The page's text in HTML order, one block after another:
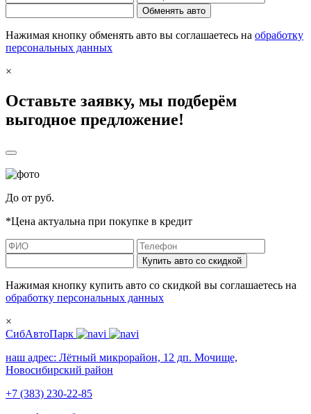
Обменять авто
Нажимая кнопку обменять авто вы соглашаетесь на обработку
персональных данных
×
Оставьте заявку, мы подберём
выгодное предложение!
До от руб.
*Цена актуальна при покупке в кредит
Купить авто со скидкой
Нажимая кнопку купить авто со скидкой вы соглашаетесь на
обработку персональных данных
×
СибАвтоПарк
наш адрес: Лётный микрорайон, 12 дп. Мочище,
Новосибирский район
+7 (383) 230-22-85